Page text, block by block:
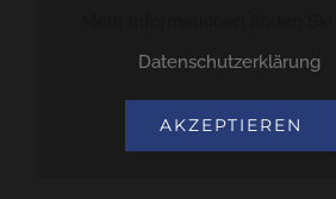
Datenschutzerklärung
AKZEPTIEREN